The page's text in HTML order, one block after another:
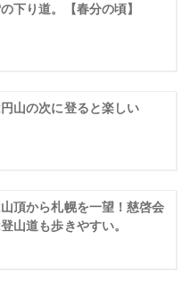
下り道。【春分の頃】
山の次に登ると楽しい
頂から札幌を一望！慈啓会
山道も歩きやすい。